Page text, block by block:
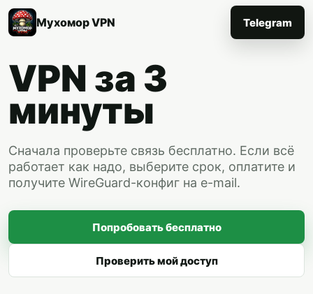
Мухомор VPN Telegram
VPN за 3
минуты
Сначала проверьте связь бесплатно. Если всё
работает как надо, выберите срок, оплатите и
получите WireGuard-конфиг на e-mail.
Попробовать бесплатно
Проверить мой доступ